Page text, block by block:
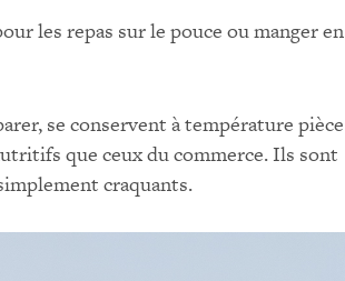
les repas sur le pouce ou manger en
se conservent à température pièce
que ceux du commerce. Ils sont
craquants.